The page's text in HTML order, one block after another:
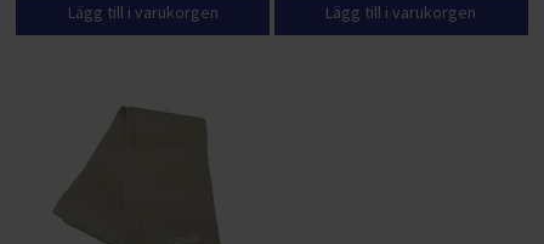
Lägg till i varukorgen Lägg till i varukorgen